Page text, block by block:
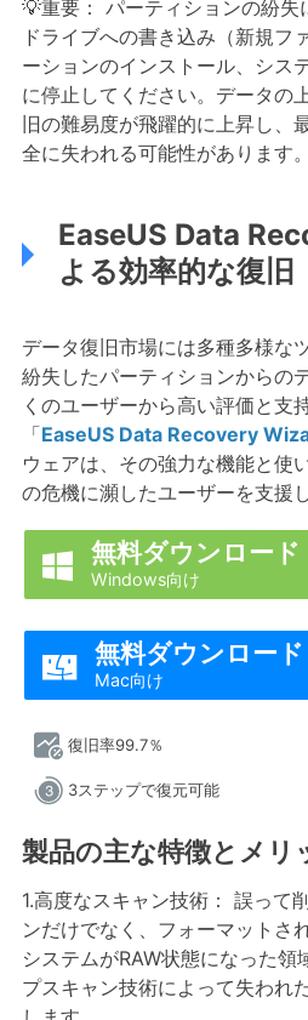
💡重要： パーティションの紛
ドライブへの書き込み（新規フ
ーションのインストール、シス
に停止してください。データの
旧の難易度が飛躍的に上昇し、
全に失われる可能性があります。
EaseUS Data
よる効率的な復旧
データ復旧市場には多種多様な
紛失したパーティションからの
くのユーザーから高い評価と支
「EaseUS Data Recovery
ウェアは、その強力な機能と使
の危機に瀕したユーザーを支援し
 無料ダウンロード
Windows向け
 無料ダウンロード
Mac向け
復旧率99.7％
3ステップで復元可能
製品の主な特徴とメリ
1.高度なスキャン技術： 誤って
ンだけでなく、フォーマットさ
システムがRAW状態になった領
プスキャン技術によって失われ